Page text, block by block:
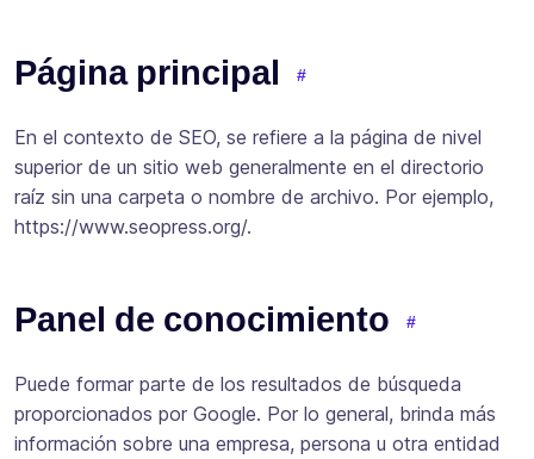
Página principal
En el contexto de SEO, se refiere a la página de nivel
superior de un sitio web generalmente en el directorio
raíz sin una carpeta o nombre de archivo. Por ejemplo,
https://www.seopress.org/.
Panel de conocimiento
Puede formar parte de los resultados de búsqueda
proporcionados por Google. Por lo general, brinda más
información sobre una empresa, persona u otra entidad